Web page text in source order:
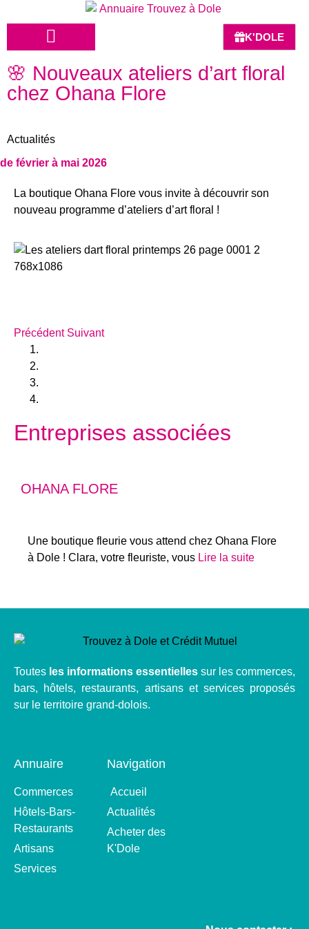
K'DOLE
🌸 Nouveaux ateliers d’art floral
chez Ohana Flore
Actualités
de février à mai 2026
La boutique Ohana Flore vous invite à découvrir son
nouveau programme d’ateliers d’art floral !
Précédent Suivant
Entreprises associées
OHANA FLORE
Une boutique fleurie vous attend chez Ohana Flore
à Dole ! Clara, votre fleuriste, vous Lire la suite
Toutes les informations essentielles sur les commerces,
bars, hôtels, restaurants, artisans et services proposés
sur le territoire grand-dolois.
Annuaire
Commerces
Hôtels-Bars-
Restaurants
Artisans
Services
Navigation
Accueil
Actualités
Acheter des
K'Dole